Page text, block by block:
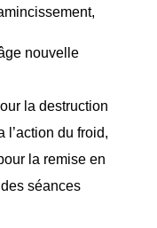
nouvelle
la destruction
l’action du froid,
la remise en
séances